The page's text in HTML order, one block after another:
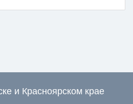
и Красноярском крае